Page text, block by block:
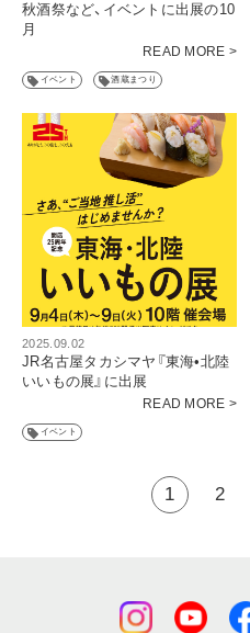
秋酒祭など、イベントに出展の10
月
READ MORE >
イベント 酒蔵まつり
2025.09.02
JR名古屋タカシマヤ『東海•北陸
いいもの展』に出展
READ MORE >
イベント
1 2